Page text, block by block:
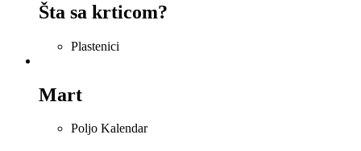
Šta sa krticom?
Plastenici
Mart
Poljo Kalendar